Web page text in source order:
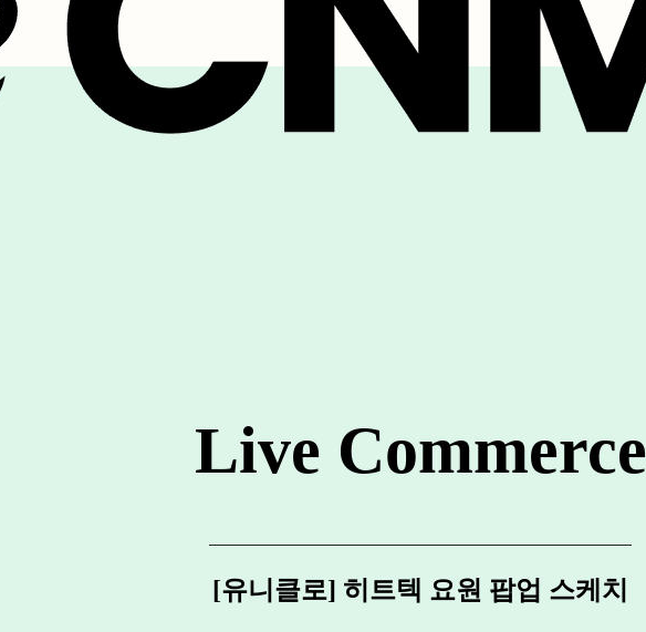
Live Commerce
[유니클로] 히트텍 요원 팝업 스케치